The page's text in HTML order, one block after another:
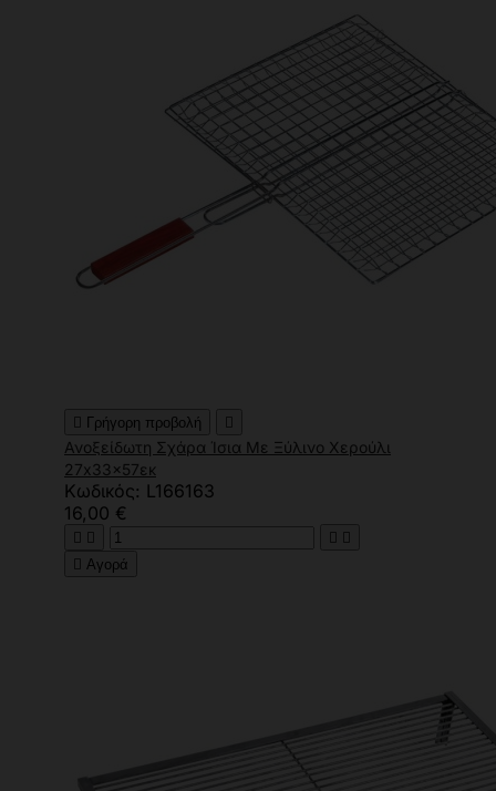
 Γρήγορη προβολή 
Ανοξείδωτη Σχάρα Ίσια Με Ξύλινο Χερούλι
27x33x57εκ
Κωδικός: L166163
16,00 €
   
 Αγορά